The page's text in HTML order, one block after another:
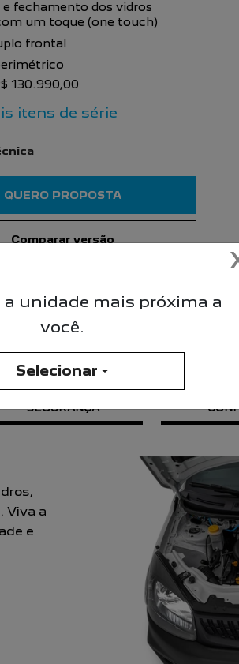
fechamento dos vidros
um toque (one touch)
frontal
130.990,00
itens de série
QUERO PROPOSTA
Comparar versão
PARTNER
SEGURANÇA
de
a unidade mais próxima a
você.
Selecionar